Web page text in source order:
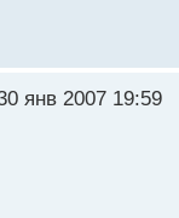
янв 2007 19:59